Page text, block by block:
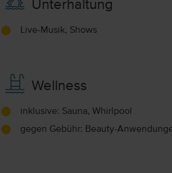
Unterhaltung
Live-Musik, Shows
Wellness
inklusive: Sauna, Whirlpool
gegen Gebühr: Beauty-